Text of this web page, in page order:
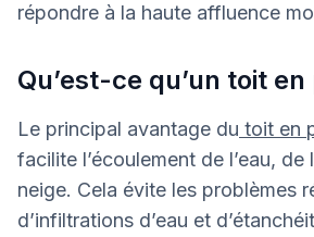
répondre à la haute affluence
Qu’est-ce qu’un toit
Le principal avantage du toit en
facilite l’écoulement de l’eau,
neige. Cela évite les problèmes
d’infiltrations d’eau et